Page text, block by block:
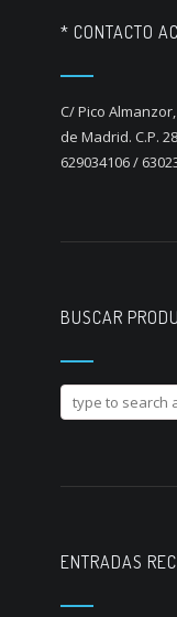
* CONTACTO
C/ Pico
de Madrid. C.P.
629034106 /
BUSCAR
ENTRADAS